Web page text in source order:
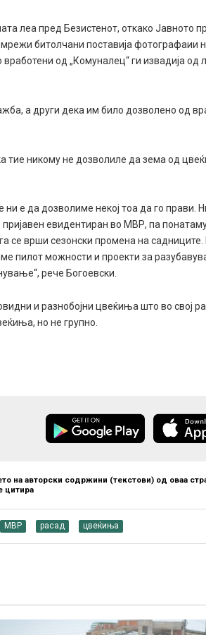
леа пред Безистенот, откако Јавното
битолчани поставија фотографаии
од „Комуналец“ ги извадија од
а други дека им било дозволено од
тие никому не дозволиле да зема од
е да дозволиме некој тоа да го прави.
евидентиран во МВР, па
се врши сезонски промена на садниците.
пилот можности и проекти за
рече Богоевски.
и разнобојни цвеќиња што во свој
но не групно.
на авторски содржини (текстови) од оваа
цитира
МВР расад цвеќиња